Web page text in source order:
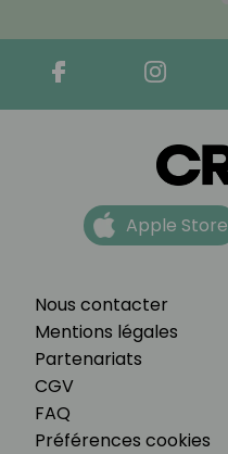
Nous contacter
Mentions légales
Partenariats
CGV
FAQ
Préférences cookies
Apple Store